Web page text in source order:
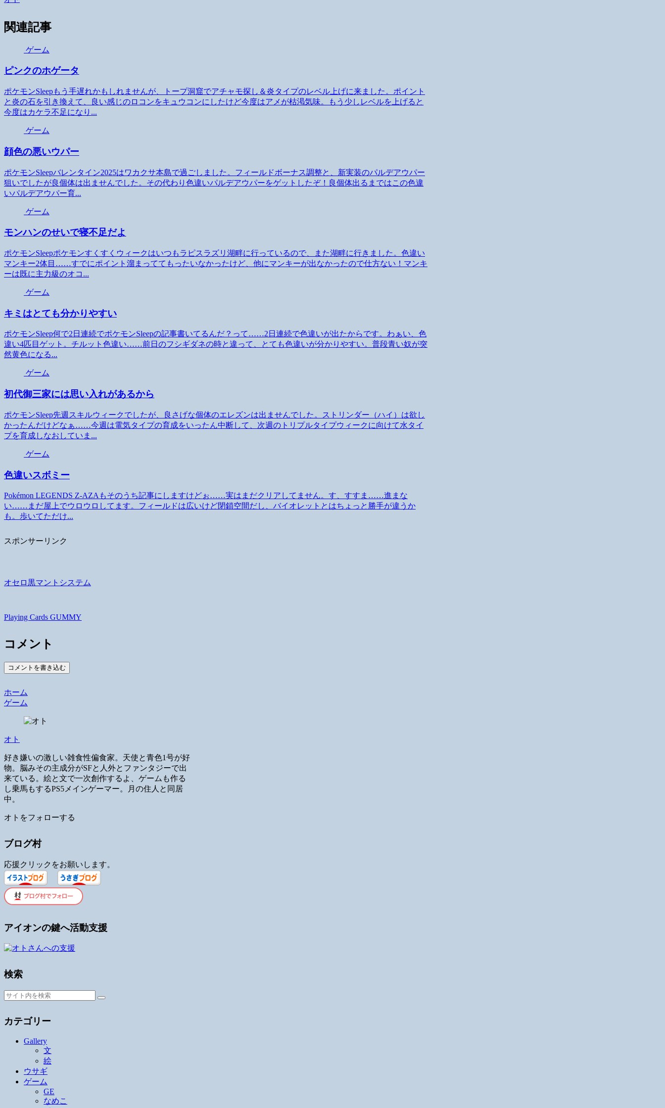
関連記事
ゲーム
ピンクのホゲータ
ポケモンSleepもう手遅れかもしれませんが、トープ洞窟でアチャモ探し＆炎タイプのレベル上げに来ました。ポイント
と炎の石を引き換えて、良い感じのロコンをキュウコンにしたけど今度はアメが枯渇気味。もう少しレベルを上げると
今度はカケラ不足になり...
ゲーム
顔色の悪いウパー
ポケモンSleepバレンタイン2025はワカクサ本島で過ごしました。フィールドボーナス調整と、新実装のパルデアウパー
狙いでしたが良個体は出ませんでした。その代わり色違いパルデアウパーをゲットしたぞ！良個体出るまではこの色違
いパルデアウパー育...
ゲーム
モンハンのせいで寝不足だよ
ポケモンSleepポケモンすくすくウィークはいつもラピスラズリ湖畔に行っているので、また湖畔に行きました。色違い
マンキー2体目……すでにポイント溜まっててもったいなかったけど、他にマンキーが出なかったので仕方ない！マンキ
ーは既に主力級のオコ...
ゲーム
キミはとても分かりやすい
ポケモンSleep何で2日連続でポケモンSleepの記事書いてるんだ？って……2日連続で色違いが出たからです。わぁい、色
違い4匹目ゲット。チルット色違い……前日のフシギダネの時と違って、とても色違いが分かりやすい。普段青い奴が突
然黄色になる...
ゲーム
初代御三家には思い入れがあるから
ポケモンSleep先週スキルウィークでしたが、良さげな個体のエレズンは出ませんでした。ストリンダー（ハイ）は欲し
かったんだけどなぁ……今週は電気タイプの育成をいったん中断して、次週のトリプルタイプウィークに向けて水タイ
プを育成しなおしていま...
ゲーム
色違いスボミー
Pokémon LEGENDS Z-AZAもそのうち記事にしますけどぉ……実はまだクリアしてません。す、すすま……進まな
い……まだ屋上でウロウロしてます。フィールドは広いけど閉鎖空間だし、バイオレットとはちょっと勝手が違うか
も。歩いてただけ...
スポンサーリンク
オセロ黒マントシステム
Playing Cards GUMMY
コメント
コメントを書き込む
ホーム
ゲーム
オト
好き嫌いの激しい雑食性偏食家。天使と青色1号が好
物。脳みその主成分がSFと人外とファンタジーで出
来ている。絵と文で一次創作するよ、ゲームも作る
し乗馬もするPS5メインゲーマー。月の住人と同居
中。
オトをフォローする
ブログ村
応援クリックをお願いします。
アイオンの鍵へ活動支援
検索
カテゴリー
Gallery
文
絵
ウサギ
ゲーム
GE
なめこ